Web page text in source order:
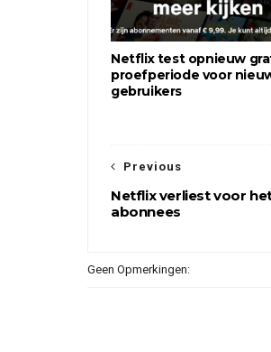
Netflix test opnieuw
proefperiode voor
gebruikers
Previous
Netflix verliest voor
abonnees
Geen Opmerkingen: